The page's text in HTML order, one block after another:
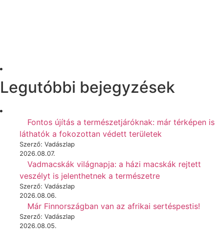
Legutóbbi bejegyzések
Fontos újítás a természetjáróknak: már térképen is
láthatók a fokozottan védett területek
Szerző: Vadászlap
2026.08.07.
Vadmacskák világnapja: a házi macskák rejtett
veszélyt is jelenthetnek a természetre
Szerző: Vadászlap
2026.08.06.
Már Finnországban van az afrikai sertéspestis!
Szerző: Vadászlap
2026.08.05.